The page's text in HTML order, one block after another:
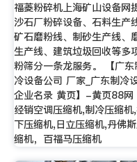
福菱粉碎机上海矿山设备网
沙石厂粉碎设备、石料生产
矿石磨粉线、制砂生产线、
生产线、建筑垃圾回收等多
粉筛分一条龙服务。 【广东
冷设备公司 厂家_广东制冷
企业名录 黄页】-黄页88网
经销空调压缩机,制冷压缩机
下压缩机,日立压缩机,丹佛
缩机，百福马压缩机